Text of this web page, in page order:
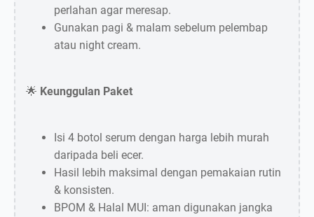
perlahan agar meresap.
Gunakan pagi & malam sebelum pelembap
atau night cream.
🌟 Keunggulan Paket
Isi 4 botol serum dengan harga lebih murah
daripada beli ecer.
Hasil lebih maksimal dengan pemakaian rutin
& konsisten.
BPOM & Halal MUI: aman digunakan jangka